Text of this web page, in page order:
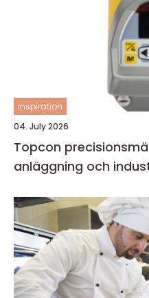
inspiration
04. July 2026
Topcon precisionsmätning för bygg,
anläggning och